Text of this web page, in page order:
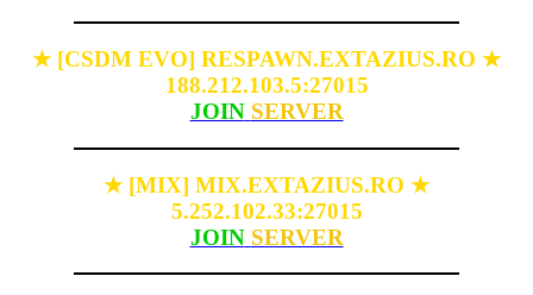
★ [CSDM EVO] RESPAWN.EXTAZIUS.RO ★
188.212.103.5:27015
JOIN SERVER
★ [MIX] MIX.EXTAZIUS.RO ★
5.252.102.33:27015
JOIN SERVER